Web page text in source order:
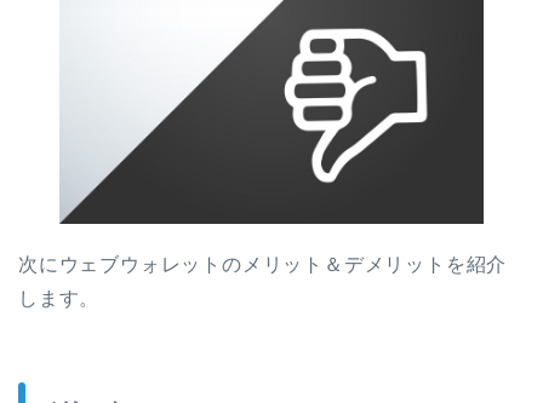
次にウェブウォレットのメリット＆デメリットを紹介
します。